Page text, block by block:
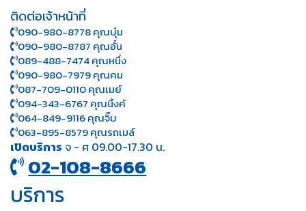
ติดต่อเจ้าหน้าที่
090-980-8778 คุณบุ๋ม
090-980-8787 คุณอั๋น
089-488-7474 คุณหนึ่ง
090-980-7979 คุณคม
087-709-0110 คุณเมย์
094-343-6767 คุณนิ้งค์
064-849-9116 คุณจิ๊บ
063-895-8 579คุณรถเมล์
เปิดบริการ จ - ศ 09.00-17.30 น.
02-108-8666
บริการ